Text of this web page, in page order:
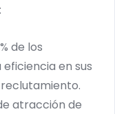
de los
en sus
atracción de